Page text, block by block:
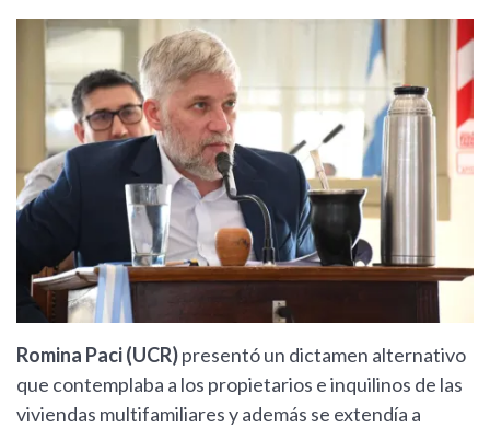
Romina Paci (UCR)presentó un dictamen alternativo
que contemplaba a los propietarios e inquilinos de las
viviendas multifamiliares y además se extendía a